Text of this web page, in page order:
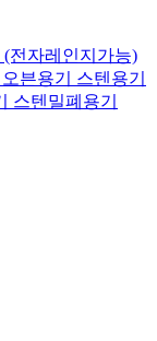
(전자레인지가능)
븐용기 스텐용기
스텐밀폐용기